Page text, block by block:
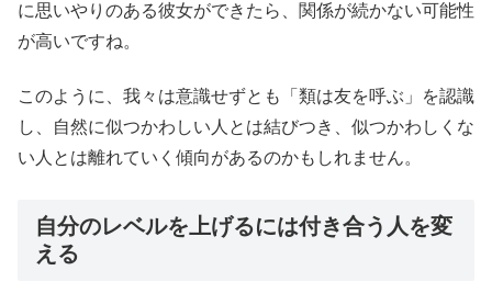
に思いやりのある彼女ができたら、関係が続かない可能性
が高いですね。
このように、我々は意識せずとも「類は友を呼ぶ」を認識
し、自然に似つかわしい人とは結びつき、似つかわしくな
い人とは離れていく傾向があるのかもしれません。
自分のレベルを上げるには付き合う人を変
える